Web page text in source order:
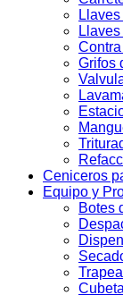
Grifos
Ceniceros
Equipo y
Botes